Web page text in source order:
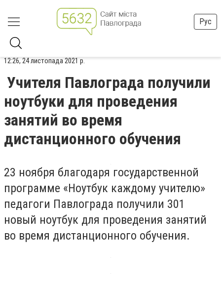
Рус
12:26, 24 листопада 2021 р.
Учителя Павлограда получили
ноутбуки для проведения
занятий во время
дистанционного обучения
23 ноября благодаря государственной
программе «Ноутбук каждому учителю»
педагоги Павлограда получили 301
новый ноутбук для проведения занятий
во время дистанционного обучения.